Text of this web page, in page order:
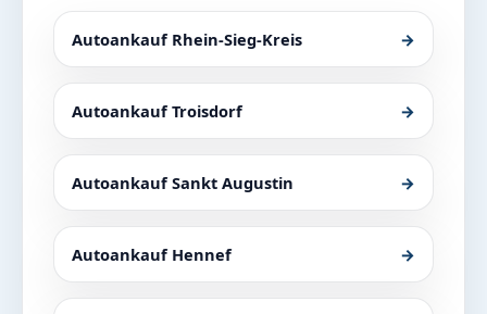
Autoankauf Rhein-Sieg-Kreis →
Autoankauf Troisdorf →
Autoankauf Sankt Augustin →
Autoankauf Hennef →